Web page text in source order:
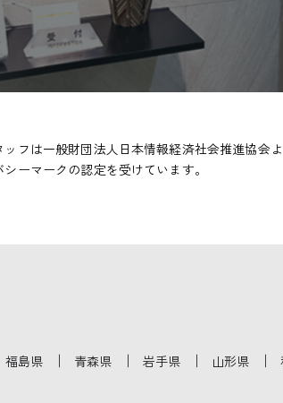
フは一般財団法人日本情報経済社会推進協会よ
ーマークの認定を受けています。
福島県 ｜ 青森県 ｜ 岩手県 ｜ 山形県 ｜